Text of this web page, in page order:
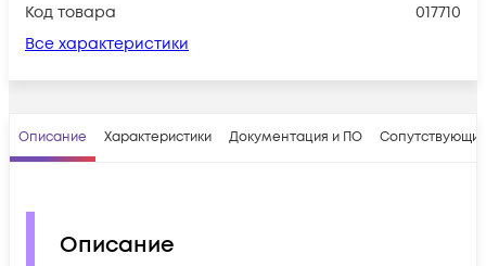
Код товара
017710
Все характеристики
Описание Характеристики Документация и ПО
Описание